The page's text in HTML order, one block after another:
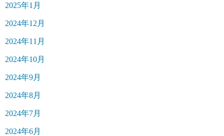
2025年1月
2024年12月
2024年11月
2024年10月
2024年9月
2024年8月
2024年7月
2024年6月